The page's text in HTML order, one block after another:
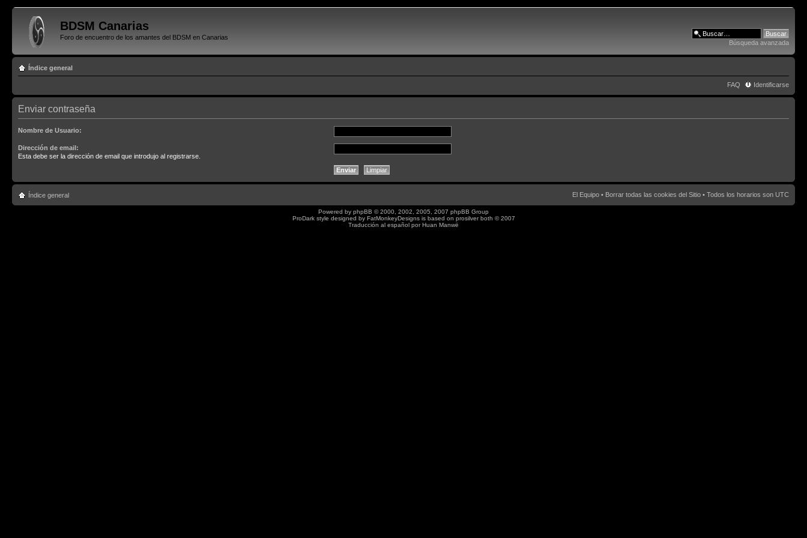
BDSM Canarias
Foro de encuentro de los amantes del BDSM en Canarias
Búsqueda avanzada
Índice general
FAQ Identificarse
Enviar contraseña
Nombre de Usuario:
Dirección de email:
Esta debe ser la dirección de email que introdujo al registrarse.
Índice general El Equipo • Borrar todas las cookies del Sitio • Todos los horarios son UTC
Powered by phpBB © 2000, 2002, 2005, 2007 phpBB Group
ProDark style designed by FatMonkeyDesignsis based on prosilverboth © 2007
Traducción al español porHuan Manwë